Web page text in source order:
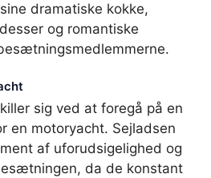
dramatiske kokke,
og romantiske
sig ved at foregå på en
en motoryacht. Sejladsen
af uforudsigelighed og
da de konstant